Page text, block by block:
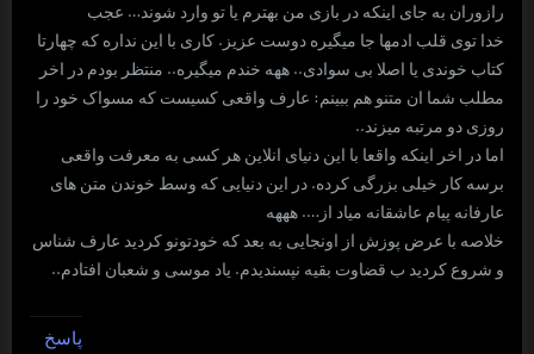
رازوران به جای اینکه در بازی من بهترم یا تو وارد شوند… عجب
خدا توی قلب ادمها جا میگیره دوست عزیز. کاری با این نداره که چهارتا
کتاب خوندی یا اصلا بی سوادی.. ههه خندم میگیره.. منتظر بودم در اخر
مطلب شما ان متنو هم ببینم: عارف واقعی کسیست که مسواک خود را
روزی دو مرتبه میزند..
اما در اخر اینکه واقعا با این دنیای انلاین هر کسی به معرفت واقعی
برسه کار خیلی بزرگی کرده. در این دنیایی که وسط خوندن متن های
عارفانه پیام عاشقانه میاد از…. هههه
خلاصه با عرض پوزش از اونجایی به بعد که خودتونو کردید عارف شناس
و شروع کردید ب قضاوت بقیه نپسندیدم. یاد موسی و شعبان افتادم..
پاسخ